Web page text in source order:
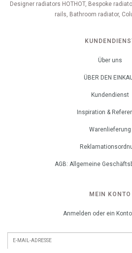
Designer radiators HOTHOT, Bespoke
rails, Bathroom radiator,
Über uns
ÜBER DEN
Kundendienst
Inspiration &
Warenlieferung
AGB: Allgemeine
MEIN KONTO
Anmelden oder ein